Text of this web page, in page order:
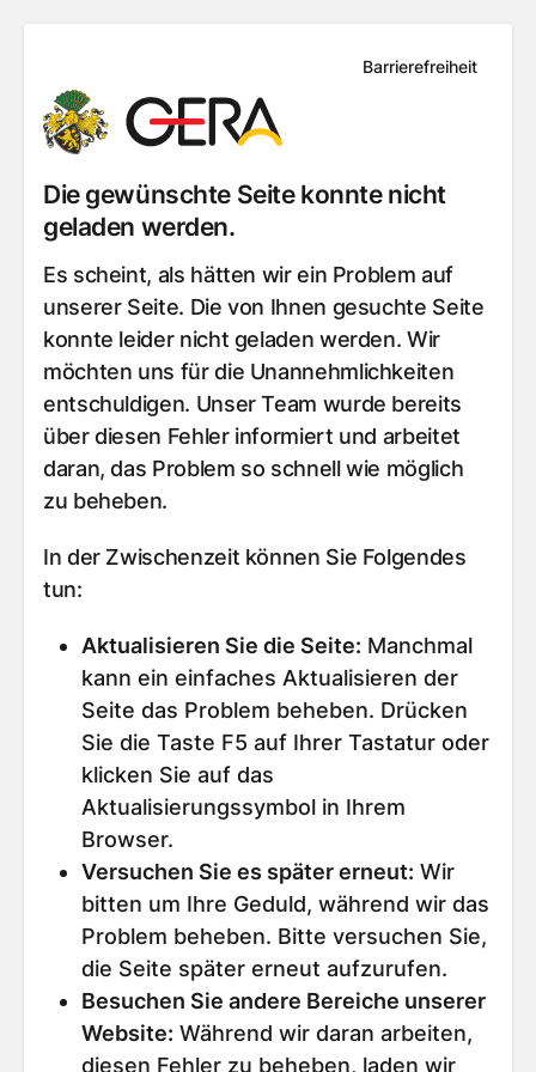
Barrierefreiheit
Die gewünschte Seite konnte nicht
geladen werden.
Es scheint, als hätten wir ein Problem auf
unserer Seite. Die von Ihnen gesuchte Seite
konnte leider nicht geladen werden. Wir
möchten uns für die Unannehmlichkeiten
entschuldigen. Unser Team wurde bereits
über diesen Fehler informiert und arbeitet
daran, das Problem so schnell wie möglich
zu beheben.
In der Zwischenzeit können Sie Folgendes
tun:
Aktualisieren Sie die Seite: Manchmal
kann ein einfaches Aktualisieren der
Seite das Problem beheben. Drücken
Sie die Taste F5 auf Ihrer Tastatur oder
klicken Sie auf das
Aktualisierungssymbol in Ihrem
Browser.
Versuchen Sie es später erneut: Wir
bitten um Ihre Geduld, während wir das
Problem beheben. Bitte versuchen Sie,
die Seite später erneut aufzurufen.
Besuchen Sie andere Bereiche unserer
Website: Während wir daran arbeiten,
diesen Fehler zu beheben, laden wir